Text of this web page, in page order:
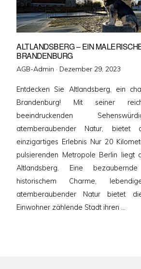
ALTLANDSBERG – EIN
BRANDENBURG
AGB-Admin · Veröffentlicht
Dezember 29, 2023
Entdecken Sie Altlandsberg, ein
Brandenburg! Mit seiner
beeindruckenden
atemberaubender Natur, bietet
einzigartiges Erlebnis Nur 20
pulsierenden Metropole Berlin liegt
Altlandsberg. Eine
historischem Charme,
atemberaubender Natur bietet
Einwohner zählende Stadt ihren …